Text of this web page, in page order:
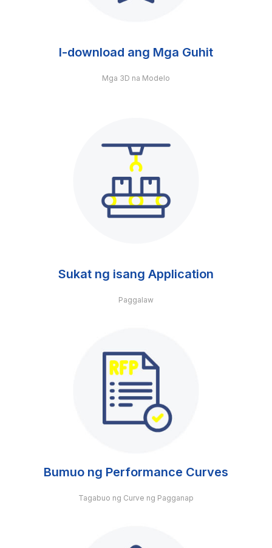
I-download ang Mga Guhit
Mga 3D na Modelo
Sukat ng isang Application
Paggalaw
Bumuo ng Performance Curves
Tagabuo ng Curve ng Pagganap